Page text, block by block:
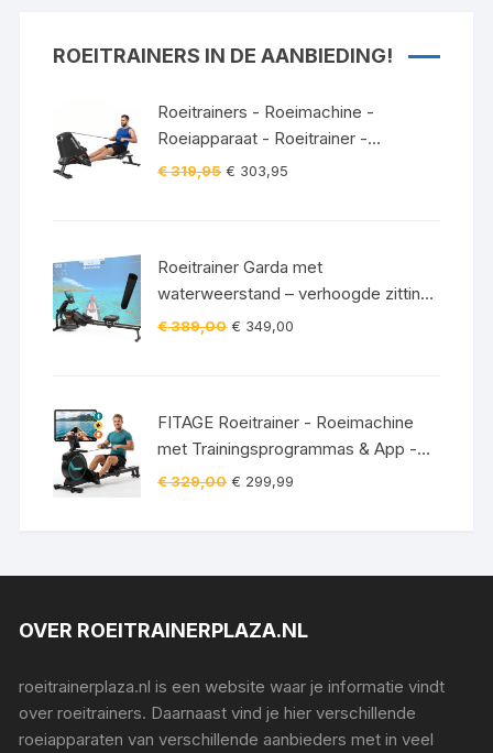
GELUIDSSTIL (15 DB) –
MONTAGE
ROEITRAINERS IN DE AANBIEDING!
Roeitrainers - Roeimachine -
Roeiapparaat - Roeitrainer -
Crosstrainer - Inklapbaar - Zwart
€319,95 Oorspronkelijke
€ 303,95
Roeitrainer Garda met
waterweerstand – verhoogde zitting
– Bluetooth – 120 kg incl.
€389,00 Oorspronkelijke
€ 349,00
FITAGE Roeitrainer - Roeimachine
met Trainingsprogrammas & App -
Inklapbaar Roeiapparaat met 16
€329,00 Oorspronkelijke
€ 299,99
OVER ROEITRAINERPLAZA.NL
roeitrainerplaza.nl is een website waar je informatie vindt
over roeitrainers. Daarnaast vind je hier verschillende
roeiapparaten van verschillende aanbieders met in veel